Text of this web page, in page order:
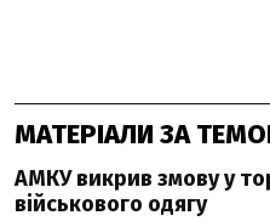
МАТЕРІАЛИ ЗА
АМКУ викрив змову у
військового одягу